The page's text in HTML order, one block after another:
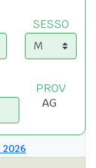
SESSO
PROV
2026